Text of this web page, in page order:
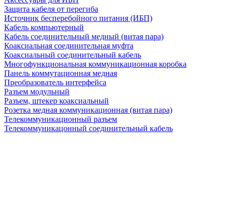
Защита кабеля от перегиба
Источник бесперебойного питания (ИБП)
Кабель компьютерный
Кабель соединительный медный (витая пара)
Коаксиальная соединительная муфта
Коаксиальный соединительный кабель
Многофункциональная коммуникационная коробка
Панель коммутационная медная
Преобразователь интерфейса
Разъем модульный
Разъем, штекер коаксиальный
Розетка медная коммуникационная (витая пара)
Телекоммуникационный разъем
Телекоммуникацонный соединительный кабель